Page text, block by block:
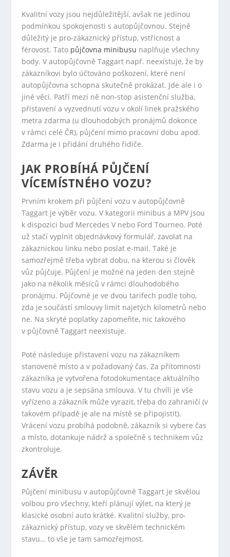
Kvalitní vozy jsou nejdůležitější, avšak ne jedinou
podmínkou spokojenosti s autopůjčovnou. Stejně
důležitý je pro-zákaznický přístup, vstřícnost a
férovost. Tato půjčovna minibusu naplňuje všechny
body. V autopůjčovně Taggart např. neexistuje, že by
zákazníkovi bylo účtováno poškození, které není
autopůjčovna schopna skutečně prokázat. Jde ale i o
jiné věci. Patří mezi ně non-stop asistenční služba,
přistavení a vyzvednutí vozu v okolí linek pražského
metra zdarma (u dlouhodobých pronájmů dokonce
v rámci celé ČR), půjčení mimo pracovní dobu apod.
Zdarma je i přidání druhého řidiče.
JAK PROBÍHÁ PŮJČENÍ
VÍCEMÍSTNÉHO VOZU?
Prvním krokem při půjčení vozu v autopůjčovně
Taggart je výběr vozu. V kategorii minibus a MPV jsou
k dispozici buď Mercedes V nebo Ford Tourneo. Poté
už stačí vyplnit objednávkový formulář, zavolat na
zákaznickou linku nebo poslat e-mail. Také je
samozřejmě třeba vybrat dobu, na kterou si člověk
vůz půjčuje. Půjčení je možné na jeden den stejně
jako na několik měsíců v rámci dlouhodobého
pronájmu. Půjčovné je ve dvou tarifech podle toho,
zda je součástí smlouvy limit najetých kilometrů nebo
ne. Na skryté poplatky zapomeňte, nic takového
v půjčovně Taggart neexistuje.
Poté následuje přistavení vozu na zákazníkem
stanovené místo a v požadovaný čas. Za přítomnosti
zákazníka je vytvořena fotodokumentace aktuálního
stavu vozu a je sepsána smlouva. V tu chvíli je vše
vyřízeno a zákazník může vyrazit, třeba do zahraničí (v
takovém případě je ale na místě se připojistit).
Vrácení vozu probíhá podobně, zákazník si vybere čas
a místo, dotankuje nádrž a společně s technikem vůz
zkontroluje.
ZÁVĚR
Půjčení minibusu v autopůjčovně Taggart je skvělou
volbou pro všechny, kteří plánují výlet, na který je
klasické osobní auto krátké. Kvalitní služby, pro-
zákaznický přístup, vozy ve skvělém technickém
stavu… to vše je tam samozřejmost.